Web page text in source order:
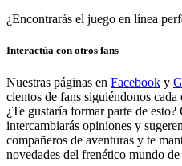
¿Encontrarás el juego en línea
Interactúa con otros fans
Nuestras páginas en Facebook y
cientos de fans siguiéndonos cada
¿Te gustaría formar parte de
intercambiarás opiniones y
compañeros de aventuras y te
novedades del frenético mundo